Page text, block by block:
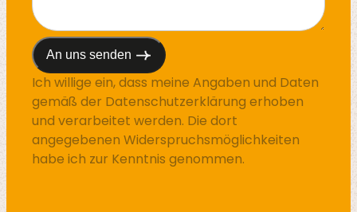
Ich willige ein, dass meine Angaben und Daten
gemäß der Datenschutzerklärung erhoben
und verarbeitet werden. Die dort
angegebenen Widerspruchsmöglichkeiten
habe ich zur Kenntnis genommen.